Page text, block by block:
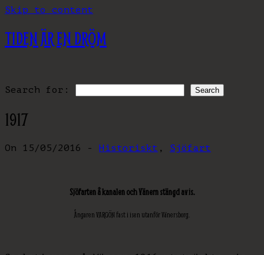
Skip to content
TIDEN ÄR EN DRÖM
Search for:
1917
On 15/05/2016 - Historiskt , Sjöfart
Sjöfarten å kanalen och Vänern stängd av is.
Ångaren VARGÖN fast i isen utanför Vänersborg.